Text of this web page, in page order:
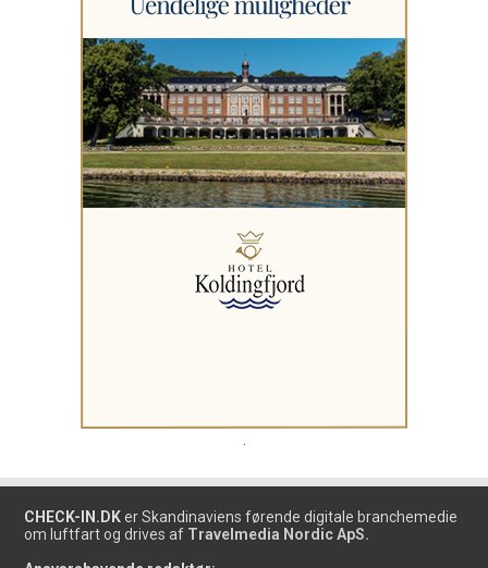
CHECK-IN.DK er Skandinaviens førende digitale branchemedie
om luftfart og drives af Travelmedia Nordic ApS.